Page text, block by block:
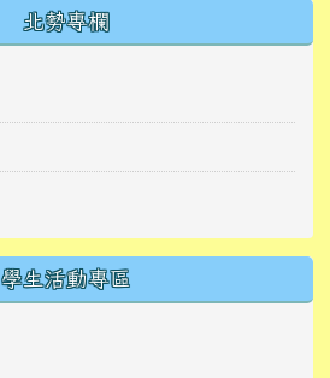
北勢專欄
學生活動專區